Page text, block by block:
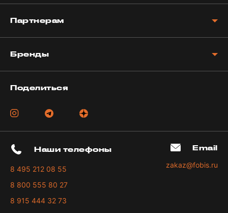
Партнерам
Бренды
Поделиться
Наши телефоны
8 495 212 08 55
8 800 555 80 27
8 915 444 32 73
Email
zakaz@fobis.ru